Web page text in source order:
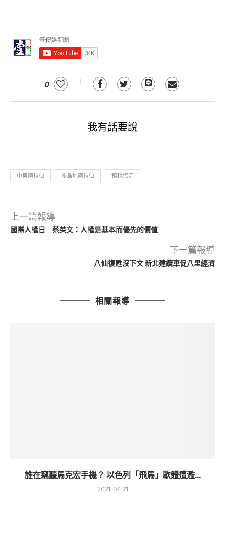
0
我有話要說
中東阿拉伯 沙烏地阿拉伯 租稅協定
上一篇報導
國際人權日 蔡英文：人權是基本而優先的價值
下一篇報導
八仙復甦沒下文 新北建纜車促八里經濟
相關報導
誰在竊聽馬克宏手機？ 以色列「飛馬」軟體遭濫...
2021-07-21